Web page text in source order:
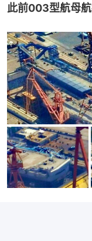
此前003型航母